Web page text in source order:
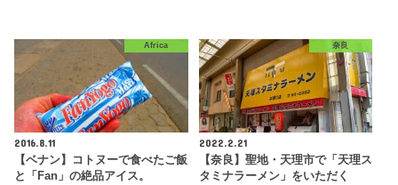
Africa
2016.8.11
【ベナン】コトヌーで食べたご飯
と「Fan」の絶品アイス。
奈良
2022.2.21
【奈良】聖地・天理市で「天理ス
タミナラーメン」をいただく